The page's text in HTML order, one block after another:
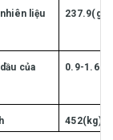
liệu 237.9(g/
của 0.9-
452(kg)